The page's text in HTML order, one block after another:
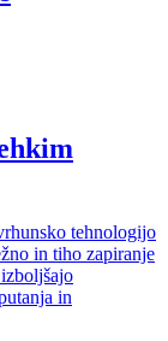
tehnologijo
in tiho zapiranje
in